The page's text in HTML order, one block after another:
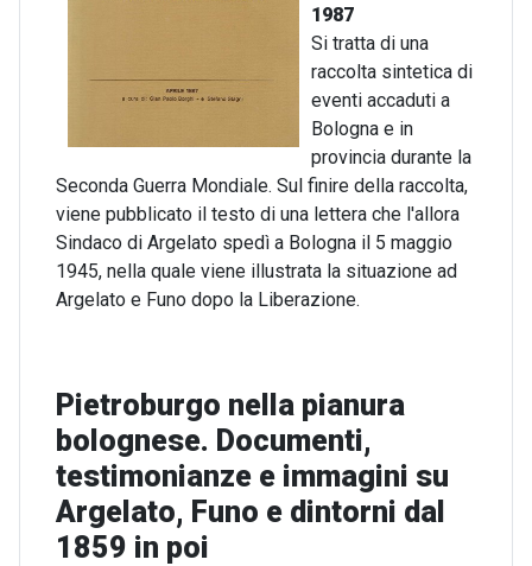
1987
Si tratta di una
raccolta sintetica di
eventi accaduti a
Bologna e in
provincia durante la
Seconda Guerra Mondiale. Sul finire della raccolta,
viene pubblicato il testo di una lettera che l'allora
Sindaco di Argelato spedì a Bologna il 5 maggio
1945, nella quale viene illustrata la situazione ad
Argelato e Funo dopo la Liberazione.
Pietroburgo nella pianura
bolognese. Documenti,
testimonianze e immagini su
Argelato, Funo e dintorni dal
1859 in poi